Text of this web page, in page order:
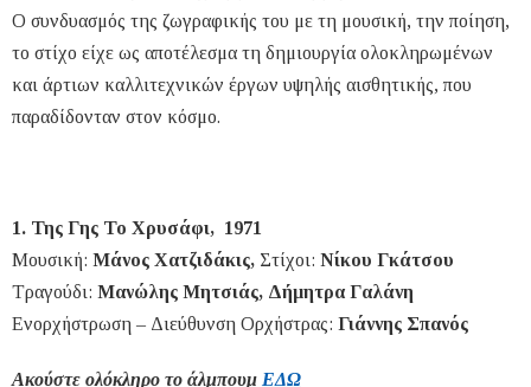
Ο συνδυασμός της ζωγραφικής του με τη μουσική, την ποίηση,
το στίχο είχε ως αποτέλεσμα τη δημιουργία ολοκληρωμένων
και άρτιων καλλιτεχνικών έργων υψηλής αισθητικής, που
παραδίδονταν στον κόσμο.
1. Της Γης Το Χρυσάφι, 1971
Μουσική: Μάνος Χατζιδάκις, Στίχοι: Νίκου Γκάτσου
Τραγούδι: Μανώλης Μητσιάς, Δήμητρα Γαλάνη
Ενορχήστρωση – Διεύθυνση Ορχήστρας: Γιάννης Σπανός
Ακούστε ολόκληρο το άλμπουμ ΕΔΩ